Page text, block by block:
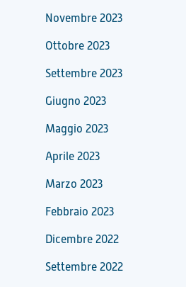
Novembre 2023
Ottobre 2023
Settembre 2023
Giugno 2023
Maggio 2023
Aprile 2023
Marzo 2023
Febbraio 2023
Dicembre 2022
Settembre 2022